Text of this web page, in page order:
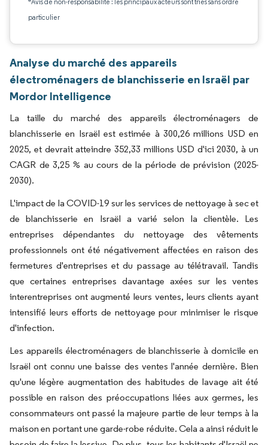
particulier
Analyse du marché des appareils
électroménagers de blanchisserie en Israël par
Mordor Intelligence
La taille du marché des appareils électroménagers de
blanchisserie en Israël est estimée à 300,26 millions USD en
2025, et devrait atteindre 352,33 millions USD d'ici 2030, à un
CAGR de 3,25 % au cours de la période de prévision (2025-
2030).
L'impact de la COVID-19 sur les services de nettoyage à sec et
de blanchisserie en Israël a varié selon la clientèle. Les
entreprises dépendantes du nettoyage des vêtements
professionnels ont été négativement affectées en raison des
fermetures d'entreprises et du passage au télétravail. Tandis
que certaines entreprises davantage axées sur les ventes
interentreprises ont augmenté leurs ventes, leurs clients ayant
intensifié leurs efforts de nettoyage pour minimiser le risque
d'infection.
Les appareils électroménagers de blanchisserie à domicile en
Israël ont connu une baisse des ventes l'année dernière. Bien
qu'une légère augmentation des habitudes de lavage ait été
possible en raison des préoccupations liées aux germes, les
consommateurs ont passé la majeure partie de leur temps à la
maison en portant une garde-robe réduite. Cela a ainsi réduit le